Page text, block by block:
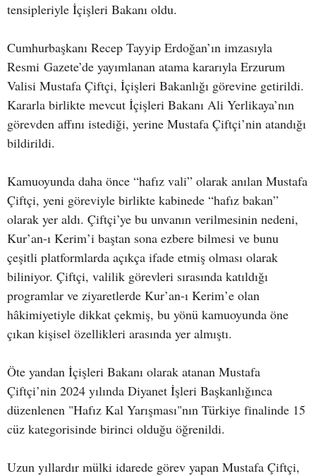
tensipleriyle İçişleri Bakanı oldu.
Cumhurbaşkanı Recep Tayyip Erdoğan’ın imzasıyla
Resmi Gazete’de yayımlanan atama kararıyla Erzurum
Valisi Mustafa Çiftçi, İçişleri Bakanlığı görevine getirildi.
Kararla birlikte mevcut İçişleri Bakanı Ali Yerlikaya’nın
görevden affını istediği, yerine Mustafa Çiftçi’nin atandığı
bildirildi.
Kamuoyunda daha önce “hafız vali” olarak anılan Mustafa
Çiftçi, yeni göreviyle birlikte kabinede “hafız bakan”
olarak yer aldı. Çiftçi’ye bu unvanın verilmesinin nedeni,
Kur’an-ı Kerim’i baştan sona ezbere bilmesi ve bunu
çeşitli platformlarda açıkça ifade etmiş olması olarak
biliniyor. Çiftçi, valilik görevleri sırasında katıldığı
programlar ve ziyaretlerde Kur’an-ı Kerim’e olan
hâkimiyetiyle dikkat çekmiş, bu yönü kamuoyunda öne
çıkan kişisel özellikleri arasında yer almıştı.
Öte yandan İçişleri Bakanı olarak atanan Mustafa
Çiftçi’nin 2024 yılında Diyanet İşleri Başkanlığınca
düzenlenen "Hafız Kal Yarışması"nın Türkiye finalinde 15
cüz kategorisinde birinci olduğu öğrenildi.
Uzun yıllardır mülki idarede görev yapan Mustafa Çiftçi,